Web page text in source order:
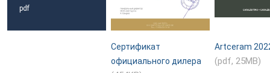
pdf
Сертификат
официального дилера
Artceram
(pdf, 25MB)